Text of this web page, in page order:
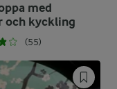
med
och kyckling
(55)